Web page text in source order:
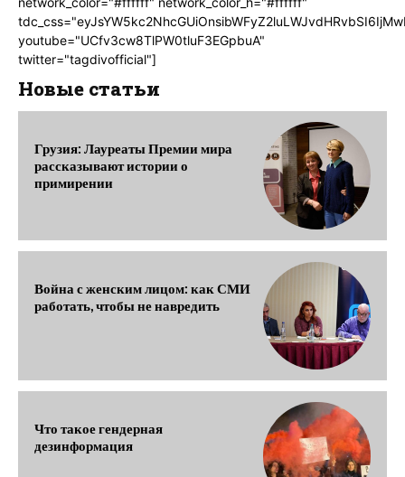
youtube="UCfv3cw8TlPW0tluF3EGpbuA"
twitter="tagdivofficial"]
Новые статьи
Грузия: Лауреаты Премии мира
рассказывают истории о
примирении
Война с женским лицом: как СМИ
работать, чтобы не навредить
Что такое гендерная
дезинформация